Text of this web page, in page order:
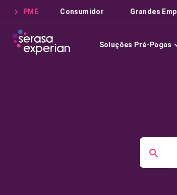
PME Consumidor Grandes
Soluções Pré-Pagas